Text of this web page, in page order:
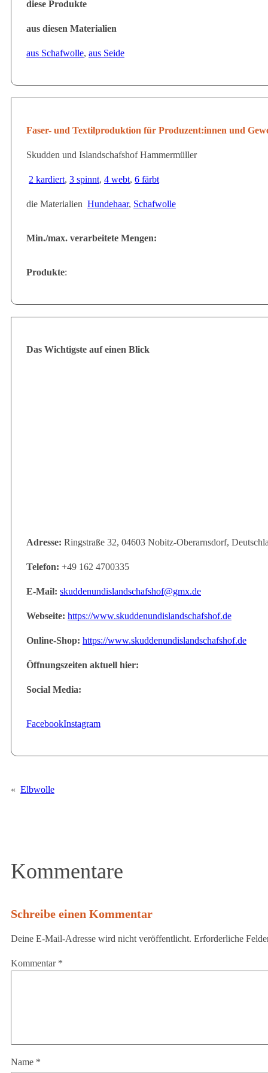
diese Produkte
aus diesen Materialien
aus Schafwolle, aus Seide
Faser- und Textilproduktion für Produzent:innen und
Skudden und Islandschafshof Hammermüller
2 kardiert, 3 spinnt, 4 webt, 6 färbt
die Materialien Hundehaar, Schafwolle
Min./max. verarbeitete Mengen:
Produkte:
Das Wichtigste auf einen Blick
Adresse: Ringstraße 32, 04603 Nobitz-Oberarnsdorf,
Telefon: +49 162 4700335
E-Mail: skuddenundislandschafshof@gmx.de
Webseite: https://www.skuddenundislandschafshof.de
Online-Shop: https://www.skuddenundislandschafshof.de
Öffnungszeiten aktuell hier:
Social Media:
FacebookInstagram
« Elbwolle
Kommentare
Schreibe einen Kommentar
Deine E-Mail-Adresse wird nicht veröffentlicht. Erforderliche
Kommentar *
Name *